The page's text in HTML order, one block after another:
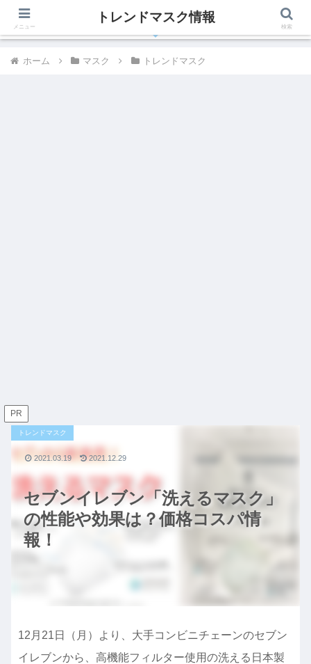
有名人、芸能人が着用しているトレンドマスク最新情報
ホーム マスク トレンドマスク
PR
セブンイレブン「洗えるマスク」
の性能や効果は？価格コスパ情
報！
トレンドマスク
2021.03.19 2021.12.29
12月21日（月）より、大手コンビニチェーンのセブン
イレブンから、高機能フィルター使用の洗える日本製
メニュー
トレンドマスク情報
検索